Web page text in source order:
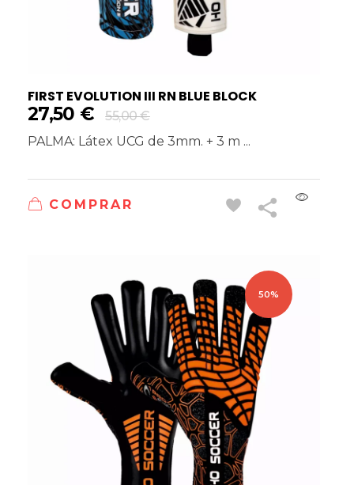
FIRST EVOLUTION III RN BLUE BLOCK
27,50 € 55,00€
PALMA: Látex UCG de 3mm. + 3 m ...
COMPRAR
50%